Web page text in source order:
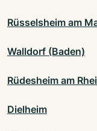
Rüsselsheim am
Walldorf (Baden)
Rüdesheim am
Dielheim